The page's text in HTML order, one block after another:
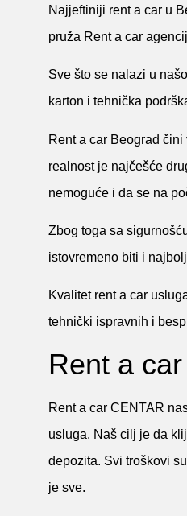
Najjeftiniji rent a car u
pruža Rent a car
Sve što se nalazi u
karton i tehnička
Rent a car Beograd
realnost je najčešće
nemoguće i da se na
Zbog toga sa
istovremeno biti i
Kvalitet rent a car
tehnički ispravnih i
Rent a
Rent a car CENTAR
usluga. Naš cilj je da
depozita. Svi troškovi
je sve.